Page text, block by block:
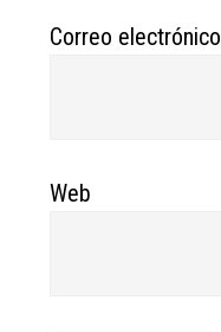
Correo electrónico
Web